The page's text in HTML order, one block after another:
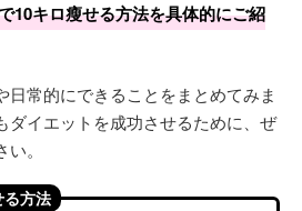
10キロ瘦せる方法を具体的にご紹
日常的にできることをまとめてみま
ダイエットを成功させるために、ぜ
。
方法